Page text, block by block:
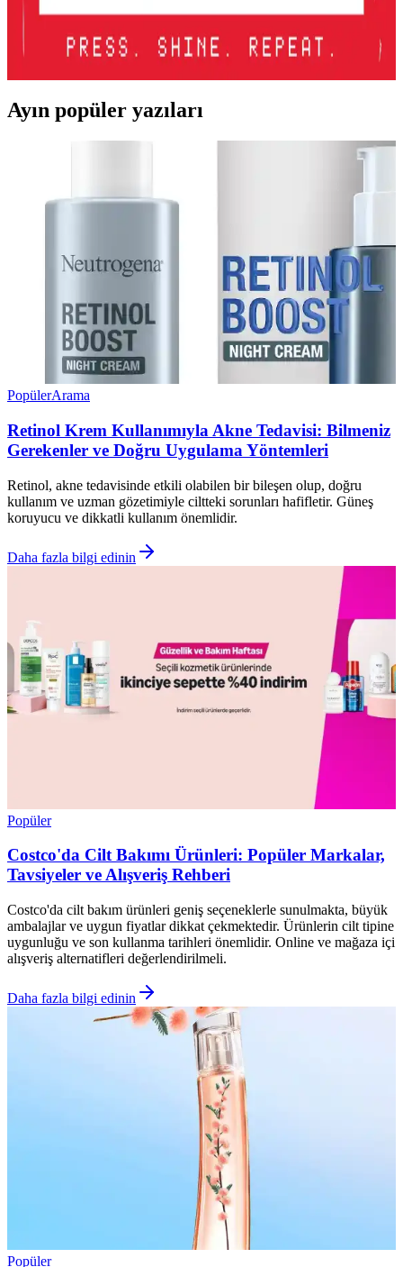
Lancome Juicy Tubes, 20 yılı aşkın süredir popüler olan, parlaklık
katan nemlendirici lip gloss ürünüdür. Kullanımı kolay ve taşınabilir
tasarımıyla öne çıkar.
Ayın popüler yazıları
PopülerArama
Retinol Krem Kullanımıyla Akne Tedavisi: Bilmeniz
Gerekenler ve Doğru Uygulama Yöntemleri
Retinol, akne tedavisinde etkili olabilen bir bileşen olup, doğru
kullanım ve uzman gözetimiyle ciltteki sorunları hafifletir. Güneş
koruyucu ve dikkatli kullanım önemlidir.
Daha fazla bilgi edinin
Popüler
Costco'da Cilt Bakımı Ürünleri: Popüler Markalar,
Tavsiyeler ve Alışveriş Rehberi
Costco'da cilt bakım ürünleri geniş seçeneklerle sunulmakta, büyük
ambalajlar ve uygun fiyatlar dikkat çekmektedir. Ürünlerin cilt tipine
uygunluğu ve son kullanma tarihleri önemlidir. Online ve mağaza içi
alışveriş alternatifleri değerlendirilmeli.
Daha fazla bilgi edinin
Popüler